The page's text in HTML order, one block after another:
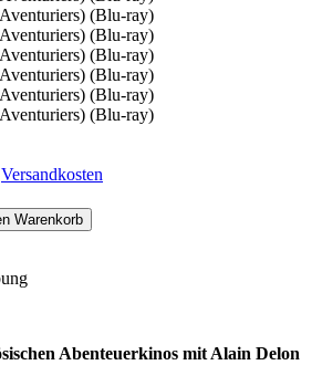
Versandkosten
Warenkorb
Abenteuerkinos mit Alain Delon